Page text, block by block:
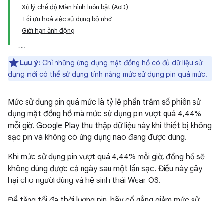
Xử lý chế độ Màn hình luôn bật (AoD)
Tối ưu hoá việc sử dụng bộ nhớ
Giới hạn ảnh động
Lưu ý: Chỉ những ứng dụng mặt đồng hồ có đủ dữ liệu sử
dụng mới có thể sử dụng tính năng mức sử dụng pin quá mức.
Mức sử dụng pin quá mức là tỷ lệ phần trăm số phiên sử
dụng mặt đồng hồ mà mức sử dụng pin vượt quá 4,44%
mỗi giờ. Google Play thu thập dữ liệu này khi thiết bị không
sạc pin và không có ứng dụng nào đang được dùng.
Khi mức sử dụng pin vượt quá 4,44% mỗi giờ, đồng hồ sẽ
không dùng được cả ngày sau một lần sạc. Điều này gây
hại cho người dùng và hệ sinh thái Wear OS.